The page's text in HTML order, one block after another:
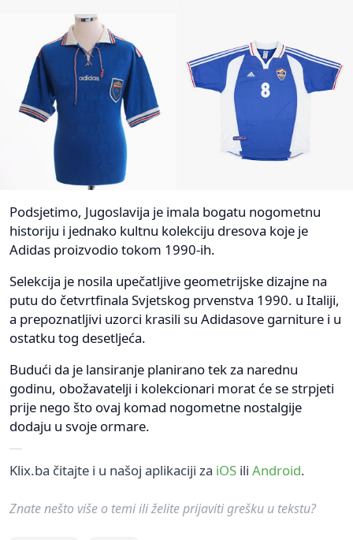
Podsjetimo, Jugoslavija je imala bogatu nogometnu
historiju i jednako kultnu kolekciju dresova koje je
Adidas proizvodio tokom 1990-ih.
Selekcija je nosila upečatljive geometrijske dizajne na
putu do četvrtfinala Svjetskog prvenstva 1990. u Italiji,
a prepoznatljivi uzorci krasili su Adidasove garniture i u
ostatku tog desetljeća.
Budući da je lansiranje planirano tek za narednu
godinu, obožavatelji i kolekcionari morat će se strpjeti
prije nego što ovaj komad nogometne nostalgije
dodaju u svoje ormare.
Klix.ba čitajte i u našoj aplikaciji za iOS ili Android.
Znate nešto više o temi ili želite prijaviti grešku u tekstu?